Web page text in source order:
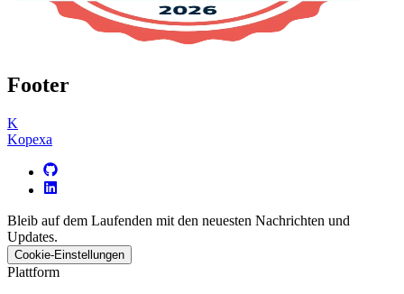
Footer
K
Kopexa
Bleib auf dem Laufenden mit den neuesten Nachrichten und
Updates.
Cookie-Einstellungen
Plattform